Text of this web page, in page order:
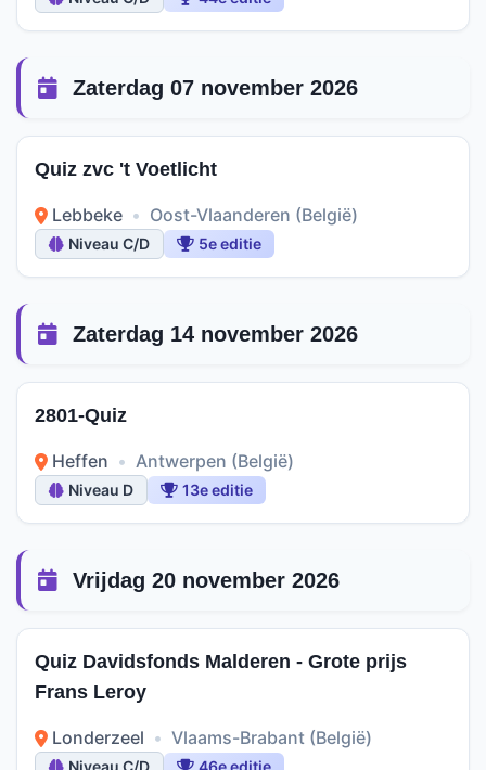
Zaterdag 07 november 2026
Quiz zvc 't Voetlicht
Lebbeke • Oost-Vlaanderen (België)
Niveau C/D 5e editie
Zaterdag 14 november 2026
2801-Quiz
Heffen • Antwerpen (België)
Niveau D 13e editie
Vrijdag 20 november 2026
Quiz Davidsfonds Malderen - Grote prijs
Frans Leroy
Londerzeel • Vlaams-Brabant (België)